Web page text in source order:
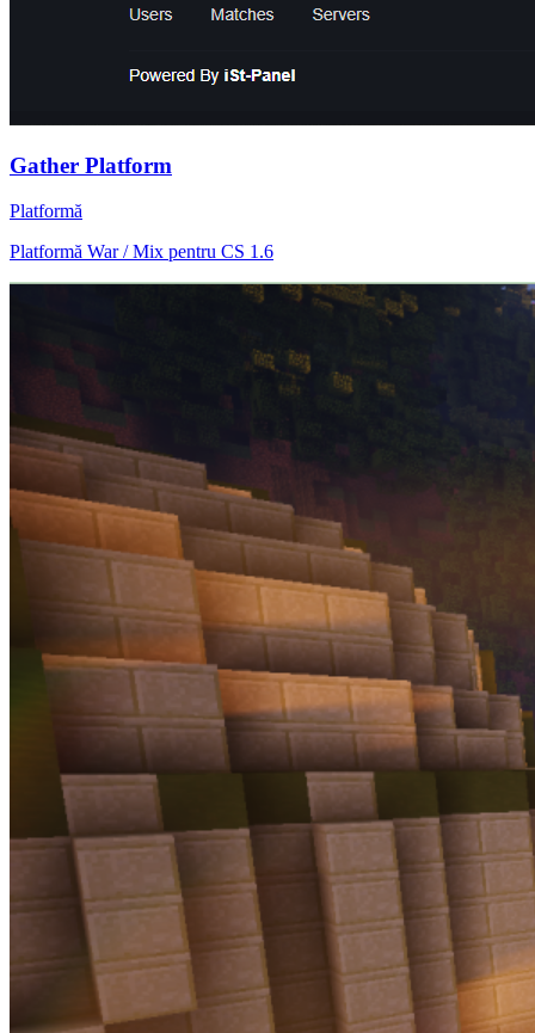
Gather Platform
Platformă
Platformă War / Mix pentru CS 1.6